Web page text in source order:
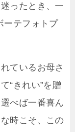
ったとき、一
ーテフォトプ
ているお母さ
“きれい”を贈
べば一番喜ん
時こそ、この